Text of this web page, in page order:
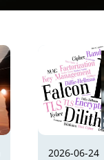
2026-06-24